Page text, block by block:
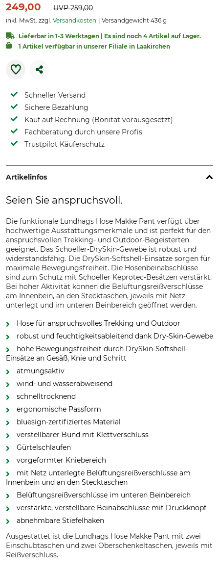
249,00 UVP259,00
inkl. MwSt. zzgl. Versandkosten Versandgewicht 436 g
Lieferbar in 1-3 Werktagen | Es sind noch 4 Artikel auf Lager.
1 Artikel verfügbar in unserer Filiale in Laakirchen
Schneller Versand
Sichere Bezahlung
Kauf auf Rechnung (Bonität vorausgesetzt)
Fachberatung durch unsere Profis
Trustpilot Käuferschutz
Artikelinfos
Seien Sie anspruchsvoll.
Die funktionale Lundhags Hose Makke Pant verfügt über
hochwertige Ausstattungsmerkmale und ist perfekt für den
anspruchsvollen Trekking- und Outdoor-Begeisterten
geeignet. Das Schoeller-DrySkin-Gewebe ist robust und
widerstandsfähig. Die DrySkin-Softshell-Einsätze sorgen für
maximale Bewegungsfreiheit. Die Hosenbeinabschlüsse
sind zum Schutz mit Schoeller Keprotec-Besätzen verstärkt.
Bei hoher Aktivität können die Belüftungsreißverschlüsse
am Innenbein, an den Stecktaschen, jeweils mit Netz
unterlegt und im unteren Beinbereich geöffnet werden.
Hose für anspruchsvolles Trekking und Outdoor
robust und feuchtigkeitsableitend dank Dry-Skin-Gewebe
hohe Bewegungsfreiheit durch DrySkin-Softshell-
Einsätze an Gesäß, Knie und Schritt
atmungsaktiv
wind- und wasserabweisend
schnelltrocknend
ergonomische Passform
bluesign-zertifiziertes Material
verstellbarer Bund mit Klettverschluss
Gürtelschlaufen
vorgeformter Kniebereich
mit Netz unterlegte Belüftungsreißverschlüsse am
Innenbein und an den Stecktaschen
Belüftungsreißverschlüsse im unteren Beinbereich
verstärkte, verstellbare Beinabschlüsse mit Druckknopf
abnehmbare Stiefelhaken
Ausgestattet ist die Lundhags Hose Makke Pant mit zwei
Einschubtaschen und zwei Oberschenkeltaschen, jeweils mit
Reißverschluss.